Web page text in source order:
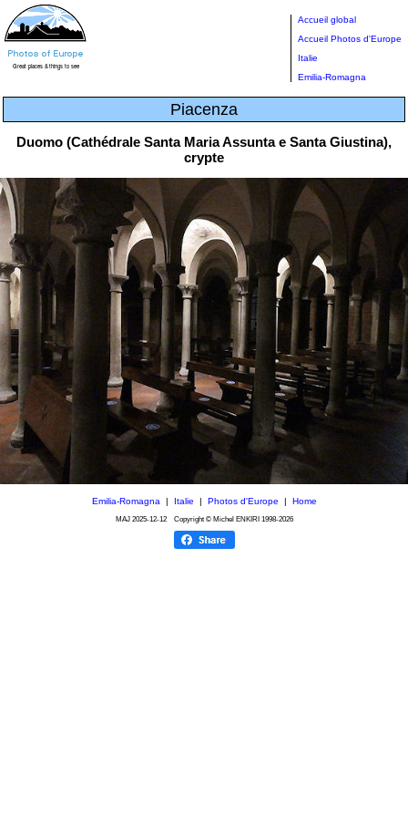
Accueil global
Accueil Photos d'Europe
Italie
Emilia-Romagna
Piacenza
Duomo (Cathédrale Santa Maria Assunta e Santa Giustina),
crypte
Emilia-Romagna| Italie Photos d'Europe Home
MAJ 2025-12-12Copyright © Michel ENKIRI 1998-2026